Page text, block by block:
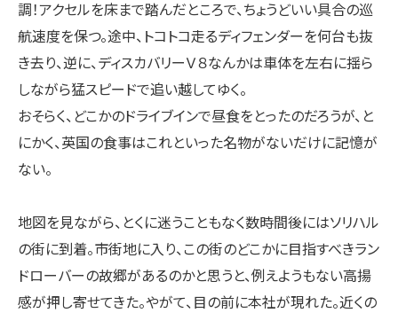
調！アクセルを床まで踏んだところで、ちょうどいい具合の巡
航速度を保つ。途中、トコトコ走るディフェンダーを何台も抜
き去り、逆に、ディスカバリーＶ８なんかは車体を左右に揺ら
しながら猛スピードで追い越してゆく。
おそらく、どこかのドライブインで昼食をとったのだろうが、と
にかく、英国の食事はこれといった名物がないだけに記憶が
ない。
地図を見ながら、とくに迷うこともなく数時間後にはソリハル
の街に到着。市街地に入り、この街のどこかに目指すべきラン
ドローバーの故郷があるのかと思うと、例えようもない高揚
感が押し寄せてきた。やがて、目の前に本社が現れた。近くの